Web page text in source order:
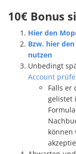
10€ Bonus
Hier den
Bzw. hier
nutzen
Unbedingt
Account
Falls er
gelistet
können